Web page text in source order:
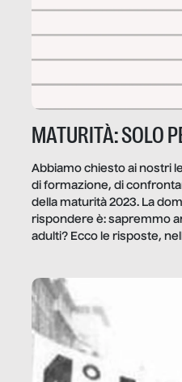
MATURITÀ: SOLO
Abbiamo chiesto ai nostri
di formazione, di
della maturità 2023. La
rispondere è: sapremmo
adulti? Ecco le risposte,